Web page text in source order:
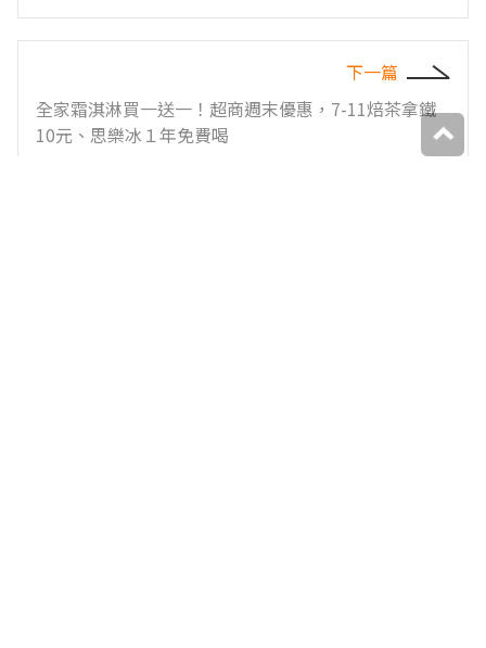
下一篇
全家霜淇淋買一送一！超商週末優惠，7-11焙茶拿鐵
10元、思樂冰１年免費喝